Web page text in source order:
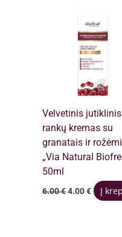
Velvetinis jutiklinis
rankų kremas su
granatais ir
„Via Natural
50ml
6.00€ Original
4.00€Current
price
Į